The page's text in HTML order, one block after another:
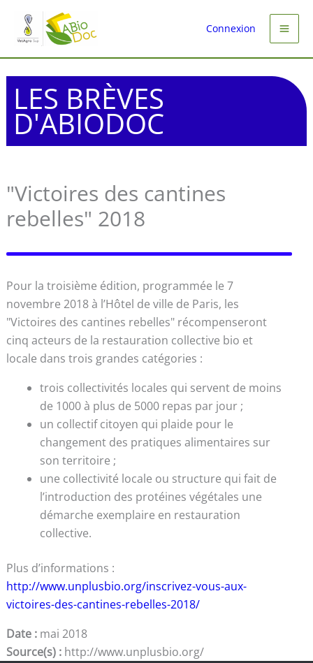
contenu
Connexion
LES BRÈVES
D'ABIODOC
"Victoires des cantines
rebelles" 2018
Pour la troisième édition, programmée le 7
novembre 2018 à l’Hôtel de ville de Paris, les
"Victoires des cantines rebelles" récompenseront
cinq acteurs de la restauration collective bio et
locale dans trois grandes catégories :
trois collectivités locales qui servent de moins
de 1000 à plus de 5000 repas par jour ;
un collectif citoyen qui plaide pour le
changement des pratiques alimentaires sur
son territoire ;
une collectivité locale ou structure qui fait de
l’introduction des protéines végétales une
démarche exemplaire en restauration
collective.
Plus d’informations :
http://www.unplusbio.org/inscrivez-vous-aux-
victoires-des-cantines-rebelles-2018/
Date : mai 2018
Source(s) : http://www.unplusbio.org/